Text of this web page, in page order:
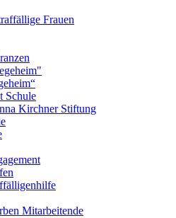
Frauen
Schule
Kirchner Stiftung
Mitarbeitende